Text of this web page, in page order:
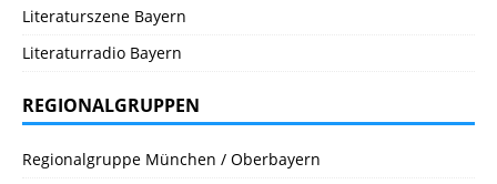
Literaturszene Bayern
Literaturradio Bayern
REGIONALGRUPPEN
Regionalgruppe München / Oberbayern